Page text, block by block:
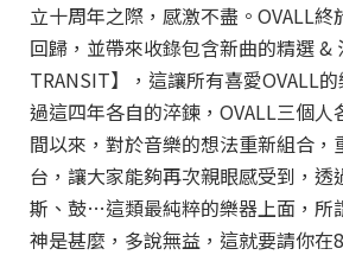
立十周年之際，感激不盡。OVALL終
回歸，並帶來收錄包含新曲的精選 &
TRANSIT】，這讓所有喜愛OVALL
過這四年各自的淬鍊，OVALL三個
間以來，對於音樂的想法重新組合，
台，讓大家能夠再次親眼感受到，透
斯、鼓…這類最純粹的樂器上面，所
神是甚麼，多說無益，這就要請你在